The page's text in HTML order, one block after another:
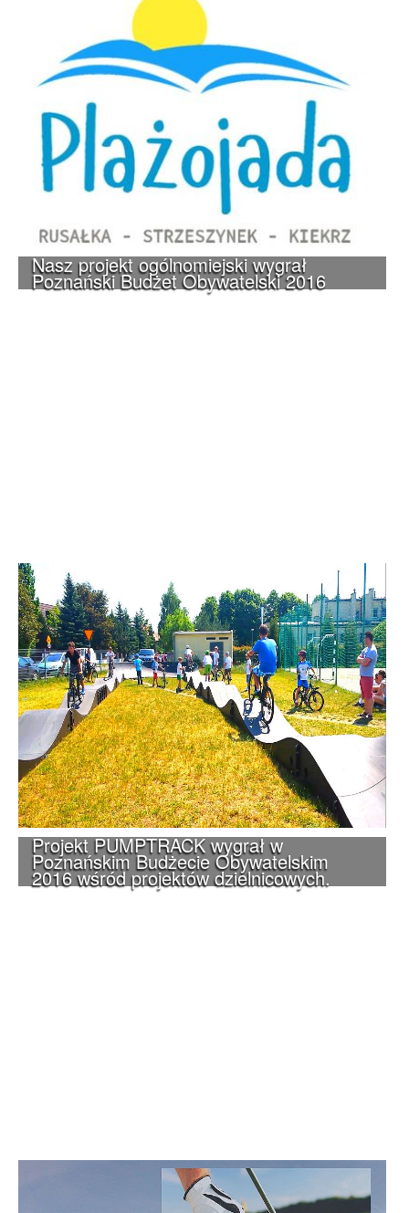
Nasz projekt ogólnomiejski wygrał
Poznański Budżet Obywatelski 2016
Projekt PUMPTRACK wygrał w
Poznańskim Budżecie Obywatelskim
2016 wśród projektów dzielnicowych.